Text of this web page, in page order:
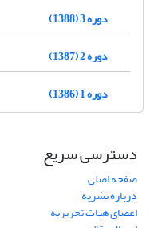
دوره 3 (1388)
دوره 2 (1387)
دوره 1 (1386)
دسترسی سریع
صفحه اصلی
درباره نشریه
اعضای هیات تحریریه